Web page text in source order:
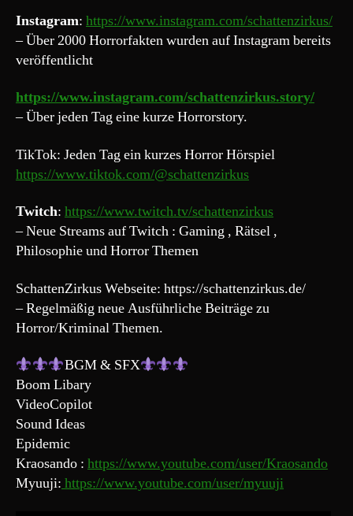
Instagram: https://www.instagram.com/schattenzirkus/
– Über 2000 Horrorfakten wurden auf Instagram bereits
veröffentlicht
https://www.instagram.com/schattenzirkus.story/
– Über jeden Tag eine kurze Horrorstory.
TikTok: Jeden Tag ein kurzes Horror Hörspiel
https://www.tiktok.com/@schattenzirkus
Twitch: https://www.twitch.tv/schattenzirkus
– Neue Streams auf Twitch : Gaming , Rätsel ,
Philosophie und Horror Themen
SchattenZirkus Webseite: https://schattenzirkus.de/
– Regelmäßig neue Ausführliche Beiträge zu
Horror/Kriminal Themen.
BGM & SFX
Boom Libary
VideoCopilot
Sound Ideas
Epidemic
Kraosando : https://www.youtube.com/user/Kraosando
Myuuji: https://www.youtube.com/user/myuuji